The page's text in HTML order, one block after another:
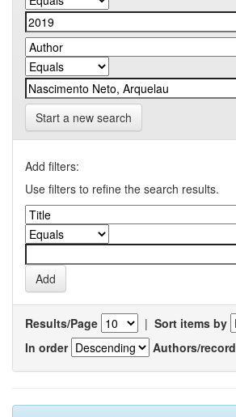
Start a new search
Add filters:
Use filters to refine the search results.
Results/Page | Sort items by
In order
Authors/record